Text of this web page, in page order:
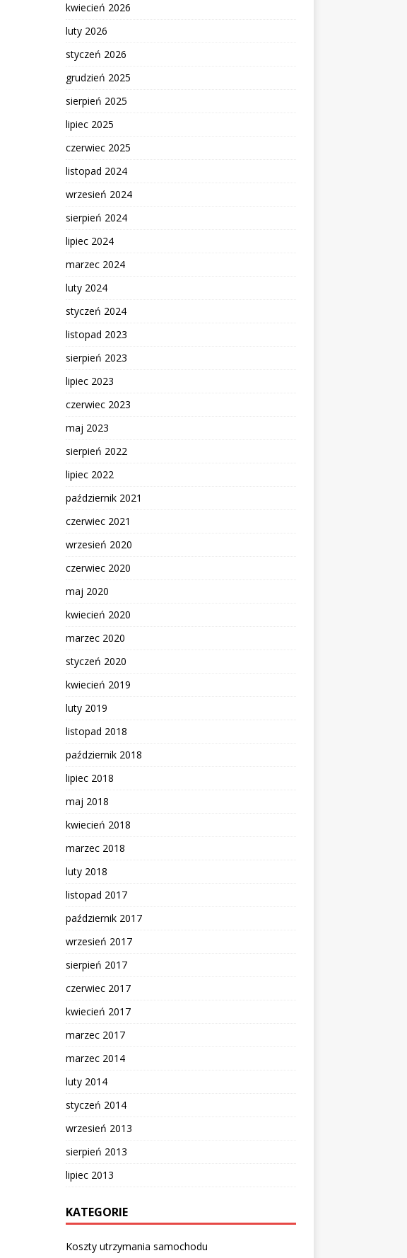
kwiecień 2026
luty 2026
styczeń 2026
grudzień 2025
sierpień 2025
lipiec 2025
czerwiec 2025
listopad 2024
wrzesień 2024
sierpień 2024
lipiec 2024
marzec 2024
luty 2024
styczeń 2024
listopad 2023
sierpień 2023
lipiec 2023
czerwiec 2023
maj 2023
sierpień 2022
lipiec 2022
październik 2021
czerwiec 2021
wrzesień 2020
czerwiec 2020
maj 2020
kwiecień 2020
marzec 2020
styczeń 2020
kwiecień 2019
luty 2019
listopad 2018
październik 2018
lipiec 2018
maj 2018
kwiecień 2018
marzec 2018
luty 2018
listopad 2017
październik 2017
wrzesień 2017
sierpień 2017
czerwiec 2017
kwiecień 2017
marzec 2017
marzec 2014
luty 2014
styczeń 2014
wrzesień 2013
sierpień 2013
lipiec 2013
KATEGORIE
Koszty utrzymania samochodu